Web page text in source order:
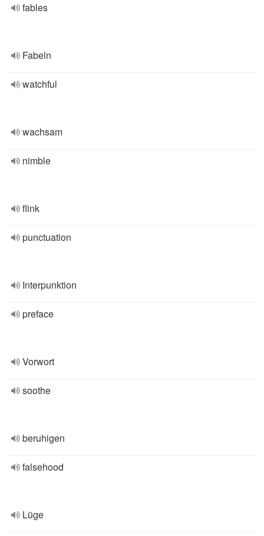
fables
Fabeln
watchful
wachsam
nimble
flink
punctuation
Interpunktion
preface
Vorwort
soothe
beruhigen
falsehood
Lüge